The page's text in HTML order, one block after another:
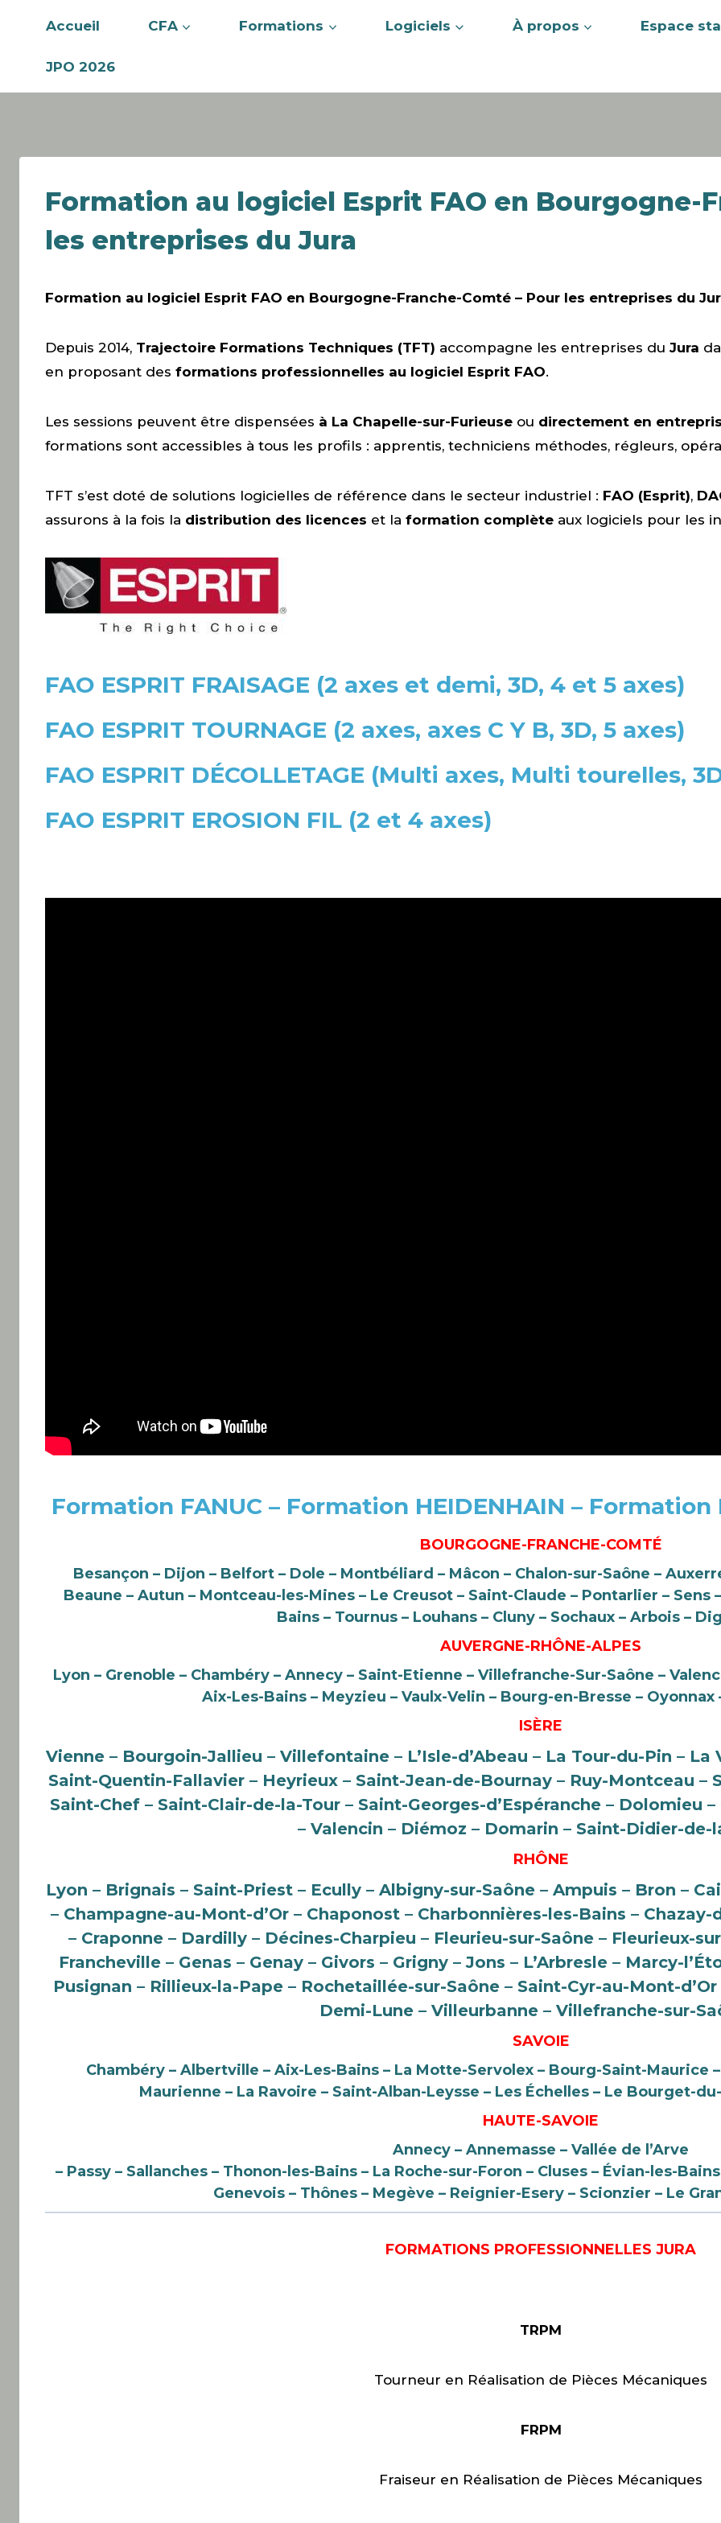
Accueil CFA Formations Logiciels À propos Espace
JPO 2026
Formation au logiciel Esprit FAO en Bourgogne-
les entreprises du Jura
Formation au logiciel Esprit FAO en Bourgogne-Franche-Comté – Pour les entreprises du
Depuis 2014, Trajectoire Formations Techniques (TFT) accompagne les entreprises du Jura
en proposant des formations professionnelles au logiciel Esprit FAO.
Les sessions peuvent être dispensées à La Chapelle-sur-Furieuse ou directement en
formations sont accessibles à tous les profils : apprentis, techniciens méthodes, régleurs,
TFT s’est doté de solutions logicielles de référence dans le secteur industriel : FAO (Esprit),
assurons à la fois la distribution des licences et la formation complète aux logiciels pour les
FAO ESPRIT FRAISAGE (2 axes et demi, 3D, 4 et 5 axes)
FAO ESPRIT TOURNAGE (2 axes, axes C Y B, 3D, 5 axes)
FAO ESPRIT DÉCOLLETAGE (Multi axes, Multi tourelles,
FAO ESPRIT EROSION FIL (2 et 4 axes)
Formation FANUC – Formation HEIDENHAIN – Formation
BOURGOGNE-FRANCHE-COMTÉ
Besançon – Dijon – Belfort – Dole – Montbéliard – Mâcon – Chalon-sur-Saône –
Beaune – Autun – Montceau-les-Mines – Le Creusot – Saint-Claude – Pontarlier – Sens
Bains – Tournus – Louhans – Cluny – Sochaux – Arbois –
AUVERGNE-RHÔNE-ALPES
Lyon – Grenoble – Chambéry – Annecy – Saint-Etienne – Villefranche-Sur-Saône –
Aix-Les-Bains – Meyzieu – Vaulx-Velin – Bourg-en-Bresse – Oyonnax
ISÈRE
Vienne – Bourgoin-Jallieu – Villefontaine – L’Isle-d’Abeau – La Tour-du-Pin –
Saint-Quentin-Fallavier – Heyrieux – Saint-Jean-de-Bournay – Ruy-Montceau –
Saint-Chef – Saint-Clair-de-la-Tour – Saint-Georges-d’Espéranche – Dolomieu
– Valencin – Diémoz – Domarin – Saint-Didier-de-
RHÔNE
Lyon – Brignais – Saint-Priest – Ecully – Albigny-sur-Saône – Ampuis – Bron –
– Champagne-au-Mont-d’Or – Chaponost – Charbonnières-les-Bains – Chazay-
– Craponne – Dardilly – Décines-Charpieu – Fleurieu-sur-Saône – Fleurieux-
Francheville – Genas – Genay – Givors – Grigny – Jons – L’Arbresle – Marcy-
Pusignan – Rillieux-la-Pape – Rochetaillée-sur-Saône – Saint-Cyr-au-Mont-
Demi-Lune – Villeurbanne – Villefranche-sur-
SAVOIE
Chambéry – Albertville – Aix-Les-Bains – La Motte-Servolex – Bourg-Saint-Maurice
Maurienne – La Ravoire – Saint-Alban-Leysse – Les Échelles – Le Bourget-
HAUTE-SAVOIE
Annecy – Annemasse – Vallée de l’Arve
– Passy – Sallanches – Thonon-les-Bains – La Roche-sur-Foron – Cluses – Évian-les-Bains
Genevois – Thônes– Megève – Reignier-Esery – Scionzier – Le
FORMATIONS PROFESSIONNELLES JURA
TRPM
Tourneur en Réalisation de Pièces Mécaniques
FRPM
Fraiseur en Réalisation de Pièces Mécaniques